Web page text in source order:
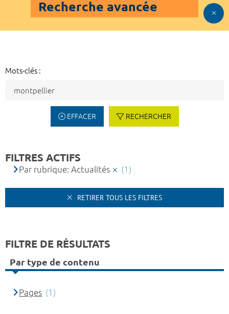
Recherche avancée
Mots-clés :
EFFACER RECHERCHER
FILTRES ACTIFS
Par rubrique: Actualités (1)
RETIRER TOUS LES FILTRES
FILTRE DE RÉSULTATS
Par type de contenu
Pages (1)